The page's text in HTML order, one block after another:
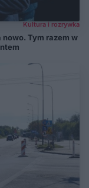
Kultura i rozrywka
Tym razem w